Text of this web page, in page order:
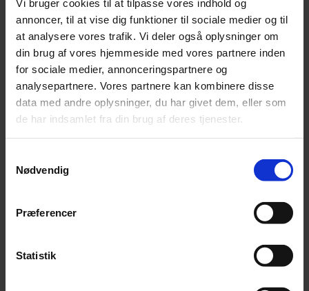
Vi bruger cookies til at tilpasse vores indhold og
annoncer, til at vise dig funktioner til sociale medier og til
at analysere vores trafik. Vi deler også oplysninger om
din brug af vores hjemmeside med vores partnere inden
for sociale medier, annonceringspartnere og
analysepartnere. Vores partnere kan kombinere disse
data med andre oplysninger, du har givet dem, eller som
de har indsamlet fra din brug af deres tjenester.
Nødvendig
Præferencer
Statistik
Indsigt i hvordan man organiserer
bæredygtighedsarbejdet i virksomheden og kan lede
en ESG-funktion
Kendskab til aktuel lovgivning inden for
bæredygtighed og hvordan den påvirker
organisationen og dens værdikæde
Viden om de mest udbredte indsatsområder inden
for bæredygtighed, som virksomheden bør arbejde
med
Værktøjer til at prioritere og operationalisere
arbejdet med bæredygtighed
Kurset består af 4 fysiske undervisningsdage (2